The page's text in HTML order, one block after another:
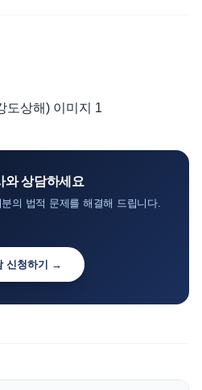
와 상담하세요
의 법적 문제를 해결해 드립니다.
신청하기 →